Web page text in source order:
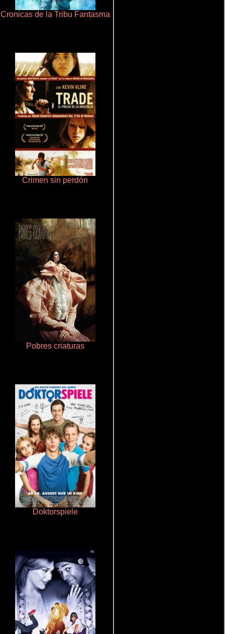
Cronicas de la Tribu Fantasma
Crimen sin perdón
Pobres criaturas
Doktorspiele